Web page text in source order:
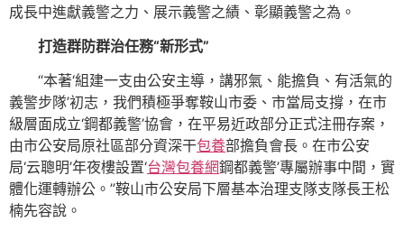
成長中進獻義警之力、展示義警之績、彰顯義警之為。
打造群防群治任務“新形式”
“本著‘組建一支由公安主導，講邪氣、能擔負、有活氣的
義警步隊’初志，我們積極爭奪鞍山市委、市當局支撐，在市
級層面成立‘鋼都義警’協會，在平易近政部分正式注冊存案，
由市公安局原社區部分資深干包養部擔負會長。在市公安
局‘云聰明’年夜樓設置‘台灣包養網鋼都義警’專屬辦事中間，實
體化運轉辦公。”鞍山市公安局下層基本治理支隊支隊長王松
楠先容說。